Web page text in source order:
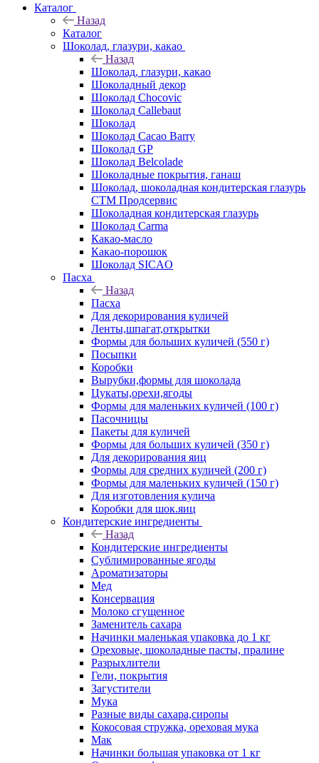
Каталог
Назад
Каталог
Шоколад, глазури, какао
Назад
Шоколад, глазури, какао
Шоколадный декор
Шоколад Chocovic
Шоколад Callebaut
Шоколад
Шоколад Cacao Barry
Шоколад GP
Шоколад Belcolade
Шоколадные покрытия, ганаш
Шоколад, шоколадная кондитерская глазурь
СТМ Продсервис
Шоколадная кондитерская глазурь
Шоколад Carma
Какао-масло
Какао-порошок
Шоколад SICAO
Пасха
Назад
Пасха
Для декорирования куличей
Ленты,шпагат,открытки
Формы для больших куличей (550 г)
Посыпки
Коробки
Вырубки,формы для шоколада
Цукаты,орехи,ягоды
Формы для маленьких куличей (100 г)
Пасочницы
Пакеты для куличей
Формы для больших куличей (350 г)
Для декорирования яиц
Формы для средних куличей (200 г)
Формы для маленьких куличей (150 г)
Для изготовления кулича
Коробки для шок.яиц
Кондитерские ингредиенты
Назад
Кондитерские ингредиенты
Сублимированные ягоды
Ароматизаторы
Мед
Консервация
Молоко сгущенное
Заменитель сахара
Начинки маленькая упаковка до 1 кг
Ореховые, шоколадные пасты, пралине
Разрыхлители
Гели, покрытия
Загустители
Мука
Разные виды сахара,сиропы
Кокосовая стружка, ореховая мука
Мак
Начинки большая упаковка от 1 кг